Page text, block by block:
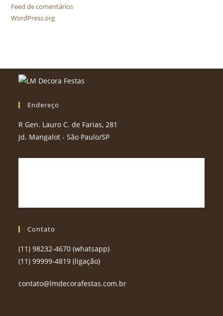
Feed de comentários
WordPress.org
Endereço
R Gen. Lauro C. de Farias, 281
Jd. Mangalot - São Paulo/SP
Contato
(11) 98232-4670 (whatsapp)
(11) 99999-4819 (ligação)
contato@lmdecorafestas.com.br